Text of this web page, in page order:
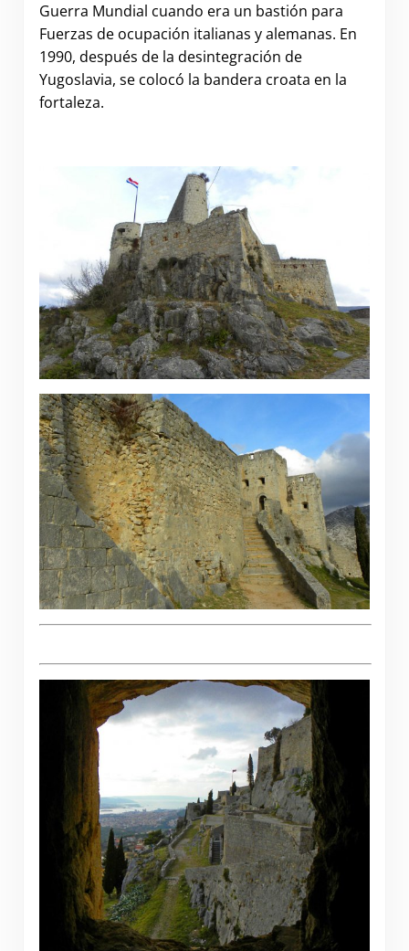
Guerra Mundial cuando era un bastión para
Fuerzas de ocupación italianas y alemanas. En
1990, después de la desintegración de
Yugoslavia, se colocó la bandera croata en la
fortaleza.